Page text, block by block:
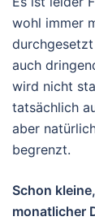
wohl immer
auch
wird nicht
tatsächlich
aber
begrenzt.
Schon
monatlicher